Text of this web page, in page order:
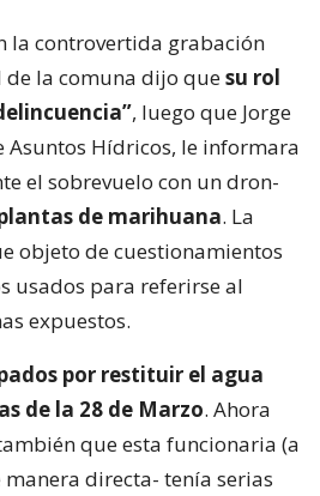
la controvertida grabación
la comuna dijo quesu rol
, luego que Jorge
Asuntos Hídricos, le informara
el sobrevuelo con un dron-
de marihuana. La
objeto de cuestionamientos
usados para referirse al
expuestos.
por restituir el agua
de la 28 de Marzo. Ahora
que esta funcionaria (a
directa- tenía serias